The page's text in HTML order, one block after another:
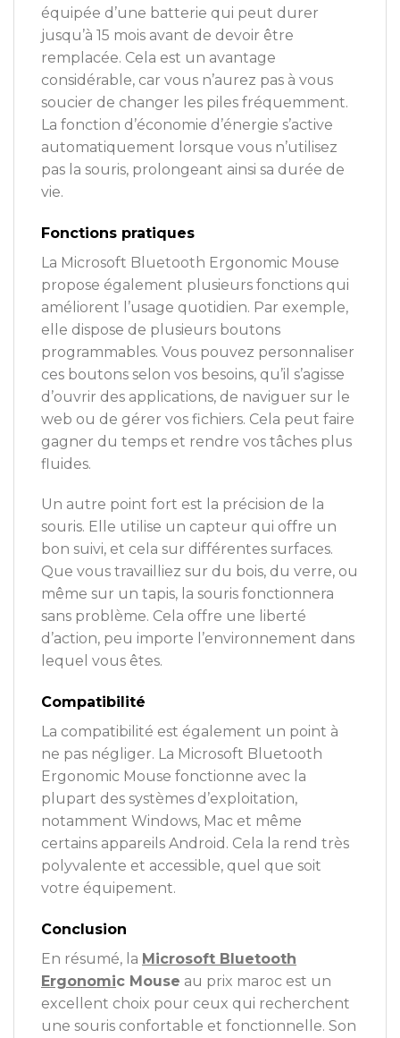
équipée d’une batterie qui peut durer
jusqu’à 15 mois avant de devoir être
remplacée. Cela est un avantage
considérable, car vous n’aurez pas à vous
soucier de changer les piles fréquemment.
La fonction d’économie d’énergie s’active
automatiquement lorsque vous n’utilisez
pas la souris, prolongeant ainsi sa durée de
vie.
Fonctions pratiques
La Microsoft Bluetooth Ergonomic Mouse
propose également plusieurs fonctions qui
améliorent l’usage quotidien. Par exemple,
elle dispose de plusieurs boutons
programmables. Vous pouvez personnaliser
ces boutons selon vos besoins, qu’il s’agisse
d’ouvrir des applications, de naviguer sur le
web ou de gérer vos fichiers. Cela peut faire
gagner du temps et rendre vos tâches plus
fluides.
Un autre point fort est la précision de la
souris. Elle utilise un capteur qui offre un
bon suivi, et cela sur différentes surfaces.
Que vous travailliez sur du bois, du verre, ou
même sur un tapis, la souris fonctionnera
sans problème. Cela offre une liberté
d’action, peu importe l’environnement dans
lequel vous êtes.
Compatibilité
La compatibilité est également un point à
ne pas négliger. La Microsoft Bluetooth
Ergonomic Mouse fonctionne avec la
plupart des systèmes d’exploitation,
notamment Windows, Mac et même
certains appareils Android. Cela la rend très
polyvalente et accessible, quel que soit
votre équipement.
Conclusion
En résumé, la Microsoft Bluetooth
Ergonomic Mouse au prix maroc est un
excellent choix pour ceux qui recherchent
une souris confortable et fonctionnelle. Son